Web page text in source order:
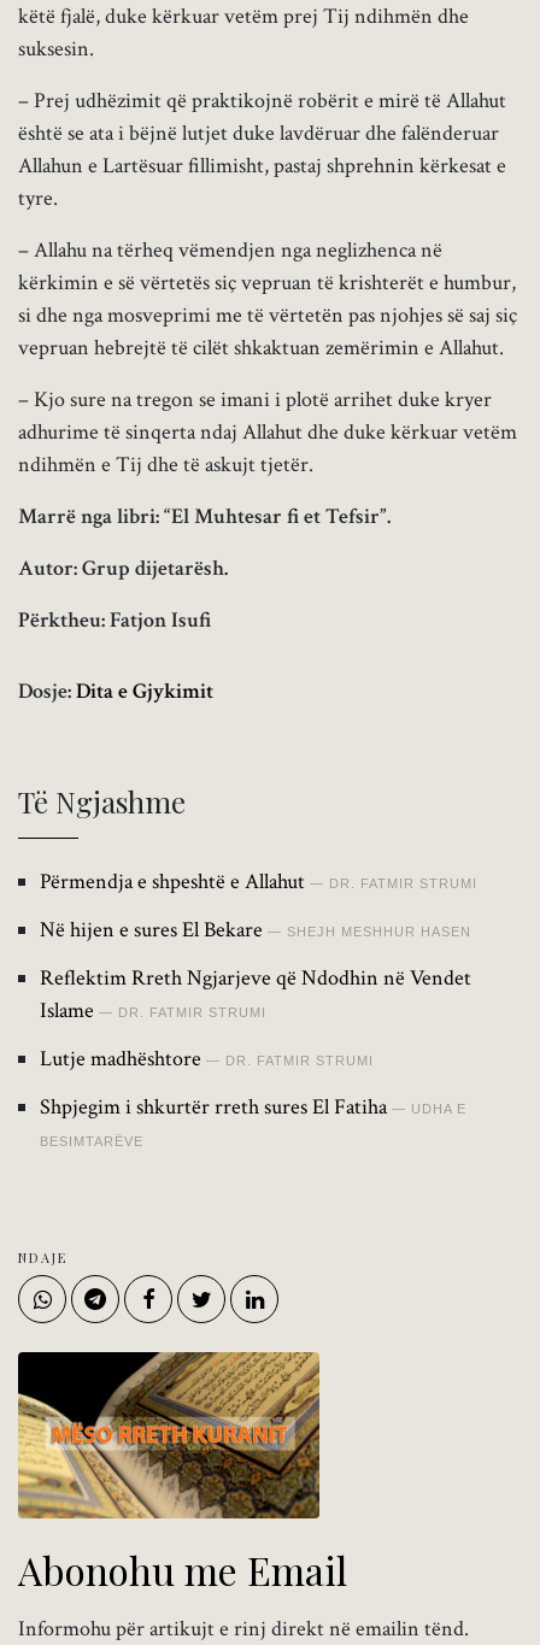
këtë fjalë, duke kërkuar vetëm prej Tij ndihmën dhe
suksesin.
– Prej udhëzimit që praktikojnë robërit e mirë të Allahut
është se ata i bëjnë lutjet duke lavdëruar dhe falënderuar
Allahun e Lartësuar fillimisht, pastaj shprehnin kërkesat e
tyre.
– Allahu na tërheq vëmendjen nga neglizhenca në
kërkimin e së vërtetës siç vepruan të krishterët e humbur,
si dhe nga mosveprimi me të vërtetën pas njohjes së saj siç
vepruan hebrejtë të cilët shkaktuan zemërimin e Allahut.
– Kjo sure na tregon se imani i plotë arrihet duke kryer
adhurime të sinqerta ndaj Allahut dhe duke kërkuar vetëm
ndihmën e Tij dhe të askujt tjetër.
Marrë nga libri: “El Muhtesar fi et Tefsir”.
Autor: Grup dijetarësh.
Përktheu: Fatjon Isufi
Dosje:Dita e Gjykimit
Të Ngjashme
Përmendja e shpeshtë e Allahut DR. FATMIR STRUMI
Në hijen e sures El Bekare SHEJH MESHHUR HASEN
Reflektim Rreth Ngjarjeve që Ndodhin në Vendet
Islame
DR. FATMIR STRUMI
Lutje madhështore DR. FATMIR STRUMI
Shpjegim i shkurtër rreth sures El Fatiha UDHA E
BESIMTARËVE
NDAJE
Abonohu me Email
Informohu për artikujt e rinj direkt në emailin tënd.